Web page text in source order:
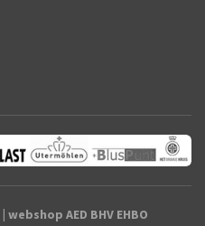
| webshop AED BHV EHBO